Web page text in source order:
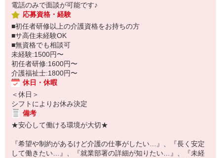
電話のみで面談が可能です♪
応募資格・経験
■初任者研修以上の介護資格をお持ちの方
■サ高住未経験OK
■無資格でも相談可
未経験:1500円〜
初任者研修:1600円〜
介護福祉士:1800円〜
休日・休暇
＜休日＞
シフトによりお休み決定
備考
★安心して働ける環境が大切★
『希望や制約があるけど介護の仕事がしたい…』、『長く安定
して働きたい…』、『就業部署の詳細が知りたい…』、『未経